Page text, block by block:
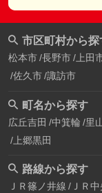
市区町村から探
松本市 長野市 上田
佐久市 諏訪市
町名から探す
広丘吉田 中箕輪 里
上郷黒田
路線から探す
ＪＲ篠ノ井線 ＪＲ中